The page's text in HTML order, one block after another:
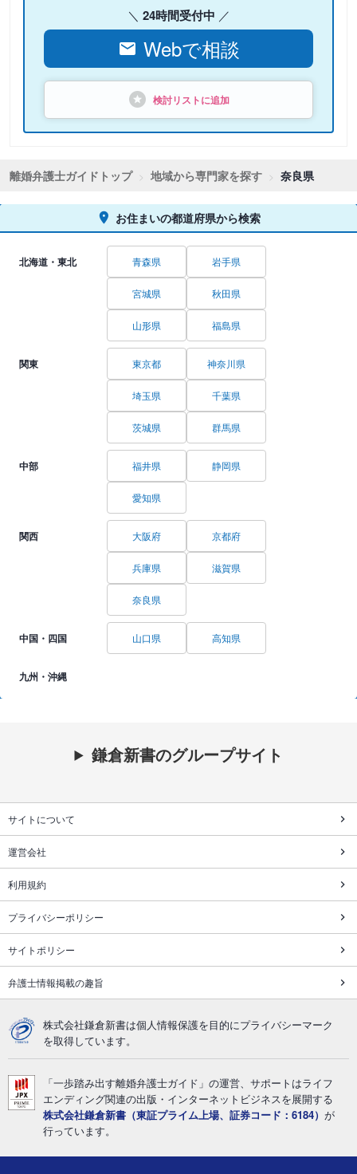
24時間受付中
Webで相談
検討リストに追加
離婚弁護士ガイドトップ 地域から専門家を探す 奈良県
お住まいの都道府県から検索
北海道・東北 青森県 岩手県
宮城県 秋田県
山形県 福島県
関東 東京都 神奈川県
埼玉県 千葉県
茨城県 群馬県
中部 福井県 静岡県
愛知県
関西 大阪府 京都府
兵庫県 滋賀県
奈良県
中国・四国 山口県 高知県
九州・沖縄
鎌倉新書のグループサイト
サイトについて
運営会社
利用規約
プライバシーポリシー
サイトポリシー
弁護士情報掲載の趣旨
株式会社鎌倉新書は個人情報保護を目的にプライバシーマーク
を取得しています。
「一歩踏み出す離婚弁護士ガイド」の運営、サポートはライフ
エンディング関連の出版・インターネットビジネスを展開する
株式会社鎌倉新書（東証プライム上場、証券コード：6184） が
行っています。